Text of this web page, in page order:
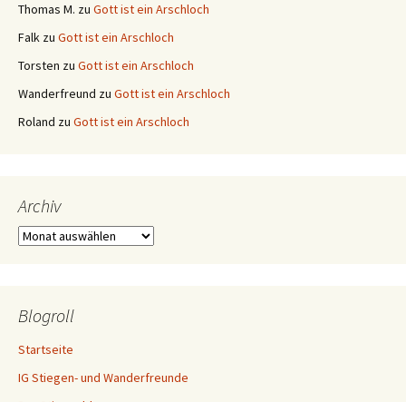
Thomas M. zu Gott ist ein Arschloch
Falk zu Gott ist ein Arschloch
Torsten zu Gott ist ein Arschloch
Wanderfreund zu Gott ist ein Arschloch
Roland zu Gott ist ein Arschloch
Archiv
Archiv
Blogroll
Startseite
IG Stiegen- und Wanderfreunde